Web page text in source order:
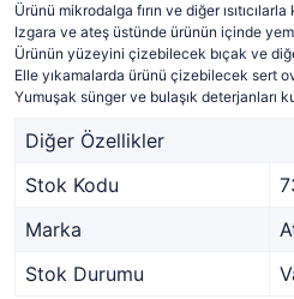
Ürünü mikrodalga fırın ve diğer ısıtıcılarla
Izgara ve ateş üstünde ürünün içinde
Ürünün yüzeyini çizebilecek bıçak ve
Elle yıkamalarda ürünü çizebilecek sert
Yumuşak sünger ve bulaşık deterjanları
Diğer Özellikler
Stok Kodu
Marka
Stok Durumu